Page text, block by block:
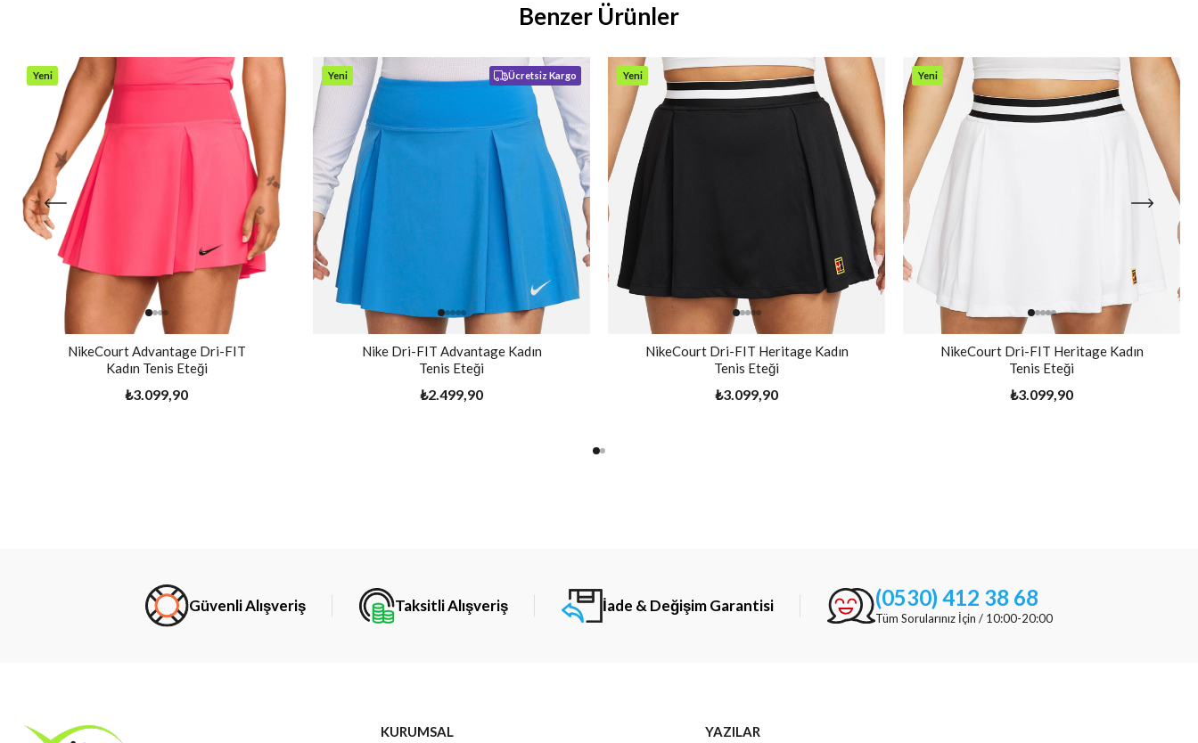
Benzer Ürünler
NikeCourt Advantage Dri-FIT
Kadın Tenis Eteği
₺3.099,90
Yeni
Nike Dri-FIT Advantage Kadın
Tenis Eteği
₺2.499,90
Yeni
Ücretsiz Kargo
NikeCourt Dri-FIT Heritage Kadın
Tenis Eteği
₺3.099,90
Yeni
Ürün
NikeCourt Dri-FIT Heritage Kadın
Tenis Eteği
₺3.099,90
Yeni
Güvenli Alışveriş Taksitli Alışveriş İade & Değişim Garantisi (0530) 412 38 68
Tüm Sorularınız İçin / 10:00-20:00
KURUMSAL YAZILAR